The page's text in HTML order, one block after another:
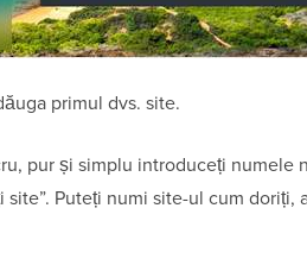
primul dvs. site.
pur și simplu introduceți numele
site”. Puteți numi site-ul cum